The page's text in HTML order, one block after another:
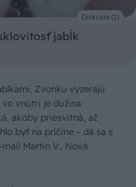
jabĺk
Diskusia (1)
Zvonku vyzerajú
vnútri je dužina
akoby priesvitná, až
byť na príčine – dá sa s
Martin V., Nová